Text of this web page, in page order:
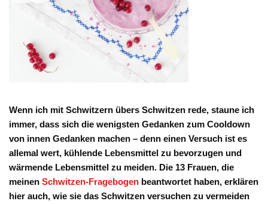
Wenn ich mit Schwitzern übers Schwitzen rede, staune ich
immer, dass sich die wenigsten Gedanken zum Cooldown
von innen Gedanken machen – denn einen Versuch ist es
allemal wert, kühlende Lebensmittel zu bevorzugen und
wärmende Lebensmittel zu meiden. Die 13 Frauen, die
meinenSchwitzen-Fragebogen beantwortet haben, erklären
hier auch, wie sie das Schwitzen versuchen zu vermeiden